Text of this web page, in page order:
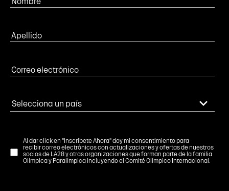
Al dar click en "Inscríbete Ahora" doy mi consentimiento para
recibir correo electrónicos con actualizaciones y ofertas de nuestros
socios de LA28 y otras organizaciones que forman parte de la familia
Olímpica y Paralímpica incluyendo el Comité Olímpico Internacional.